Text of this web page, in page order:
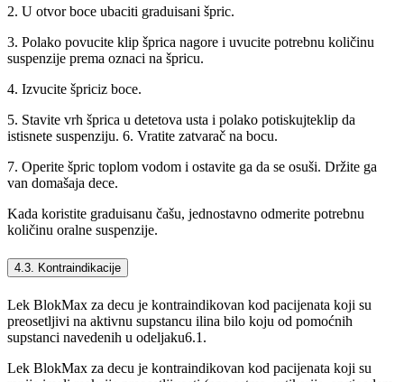
2. U otvor boce ubaciti graduisani špric.
3. Polako povucite klip šprica nagore i uvucite potrebnu količinu
suspenzije prema oznaci na špricu.
4. Izvucite špriciz boce.
5. Stavite vrh šprica u detetova usta i polako potiskujteklip da
istisnete suspenziju. 6. Vratite zatvarač na bocu.
7. Operite špric toplom vodom i ostavite ga da se osuši. Držite ga
van domašaja dece.
Kada koristite graduisanu čašu, jednostavno odmerite potrebnu
količinu oralne suspenzije.
4.3. Kontraindikacije
Lek BlokMax za decu je kontraindikovan kod pacijenata koji su
preosetljivi na aktivnu supstancu ilina bilo koju od pomoćnih
supstanci navedenih u odeljaku6.1.
Lek BlokMax za decu je kontraindikovan kod pacijenata koji su